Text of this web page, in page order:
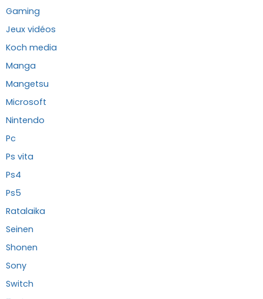
Gaming
Jeux vidéos
Koch media
Manga
Mangetsu
Microsoft
Nintendo
Pc
Ps vita
Ps4
Ps5
Ratalaika
Seinen
Shonen
Sony
Switch